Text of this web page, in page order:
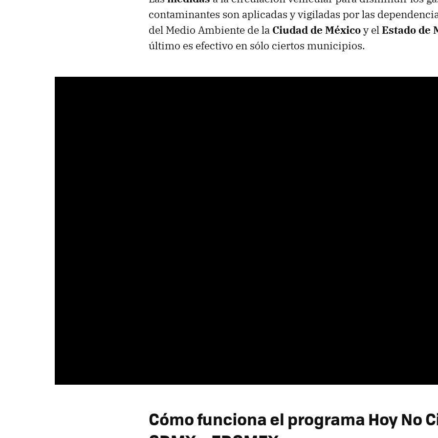
contaminantes son aplicadas y vigiladas por las
del Medio Ambiente de la Ciudad de Méxicoy elEstado de
último es efectivo en sólo ciertos municipios.
Cómo funciona el programa Hoy No